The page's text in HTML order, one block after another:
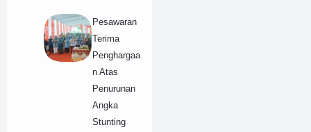
Pesawaran
Terima
Penghargaa
n Atas
Penurunan
Angka
Stunting